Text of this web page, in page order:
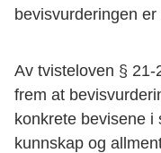
bevisvurderingen er
Av tvisteloven §
frem at
konkrete bevisene i
kunnskap og